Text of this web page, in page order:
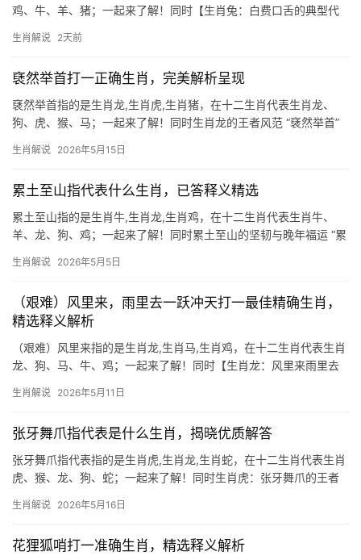
鸡、牛、羊、猪；一起来了解！同时【生肖兔：白费口舌的典型代
佳注解，兔为卯木，主温和善辩，但2026年逢“卯酉相冲”，言语如
生肖解说 2天前
褎然举首打一正确生肖，完美解析呈现
褎然举首指的是生肖龙,生肖虎,生肖猪，在十二生肖代表生肖龙、
狗、虎、猴、马；一起来了解！同时生肖龙的王者风范 “褎然举首”
十二生肖中唯一的神兽，自古象征权势与机遇，2026年对于生肖龙
生肖解说 2026年5月15日
累土至山指代表什么生肖，已答释义精选
累土至山指的是生肖牛,生肖龙,生肖鸡，在十二生肖代表生肖牛、
羊、龙、狗、鸡；一起来了解！同时累土至山的坚韧与晚年福运 “累
土般步步为营，终能堆砌成山，这类人年轻时多劳碌，30岁前事业
生肖解说 2026年5月5日
（艰难）风里来，雨里去一跃冲天打一最佳精确生肖，
精选释义解析
（艰难）风里来指的是生肖龙,生肖马,生肖鸡，在十二生肖代表生肖
龙、狗、马、牛、鸡；一起来了解！同时【生肖龙：风里来雨里去
里奔，2026年却是一跃冲天的关键节点，龙属辰土，天生带三分傲
生肖解说 2026年5月11日
张牙舞爪指代表是什么生肖，揭晓优质解答
张牙舞爪指代表指的是生肖虎,生肖龙,生肖蛇，在十二生肖代表生肖
虎、猴、龙、狗、蛇；一起来了解！同时生肖虎：张牙舞爪的王者
之王，其锋芒毕露的姿态，恰如成语所描绘的张扬之态，2026年对
生肖解说 2026年5月16日
花狸狐哨打一准确生肖，精选释义解析